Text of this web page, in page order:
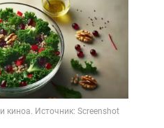
киноа. Источник: Screenshot